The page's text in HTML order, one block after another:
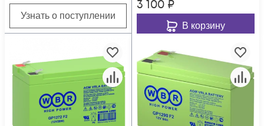
Узнать о поступлении
3 100 ₽
В корзину